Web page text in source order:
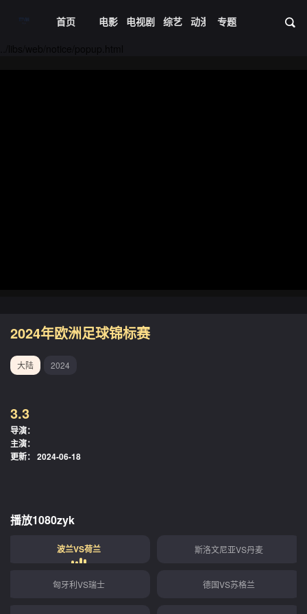
首页 电影 电视剧 综艺 动漫 短剧大全 资
专题
2024年欧洲足球锦标赛
大陆 2024
3.3
导演：
主演：
更新： 2024-06-18
播放1080zyk
波兰VS荷兰 斯洛文尼亚VS丹麦
匈牙利VS瑞士 德国VS苏格兰